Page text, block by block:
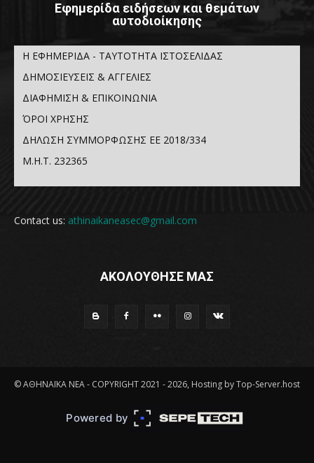
Εφημερίδα ειδήσεων και θεμάτων
αυτοδιοίκησης
Η ΕΦΗΜΕΡΙΔΑ - ΤΑΥΤΟΤΗΤΑ ΙΣΤΟΣΕΛΙΔΑΣ
ΔΗΜΟΣΙΕΥΣΕΙΣ & ΑΓΓΕΛΙΕΣ
ΔΙΑΦΗΜΙΣΗ & ΕΠΙΚΟΙΝΩΝΙΑ
ΌΡΟΙ ΧΡΗΣΗΣ
ΔΗΛΩΣΗ ΣΥΜΜΟΡΦΩΣΗΣ ΕΕ 2018/334
Μ.Η.Τ. 232365
Contact us: athinaikaneasec@gmail.com
ΑΚΟΛΟΥΘΗΣΕ ΜΑΣ
© ΑΘΗΝΑΪΚΑ ΝΕΑ - COPYRIGHT 2021 - 2026, Hosting by Top-Server.host
Powered by